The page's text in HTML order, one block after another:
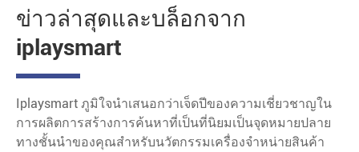
ข่าวล่าสุดและบล็อกจาก
iplaysmart
Iplaysmart ภูมิใจนำเสนอกว่าเจ็ดปีของความเชี่ยวชาญใน
การผลิตการสร้างการค้นหาที่เป็นที่นิยมเป็นจุดหมายปลาย
ทางชั้นนำของคุณสำหรับนวัตกรรมเครื่องจำหน่ายสินค้า